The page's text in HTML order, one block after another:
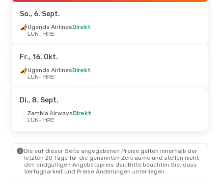
HRE- LUN
So., 6. Sept.
Uganda AirlinesDirekt
LUN- HRE
Fr., 16. Okt.
Uganda AirlinesDirekt
LUN- HRE
Di., 8. Sept.
Zambia AirwaysDirekt
LUN- HRE
Die auf dieser Seite angegebenen Preise galten innerhalb der
letzten 20 Tage für die genannten Zeiträume und stellen nicht
den endgültigen Angebotspreis dar. Bitte beachten Sie, dass
Verfügbarkeit und Preise Änderungen unterliegen.